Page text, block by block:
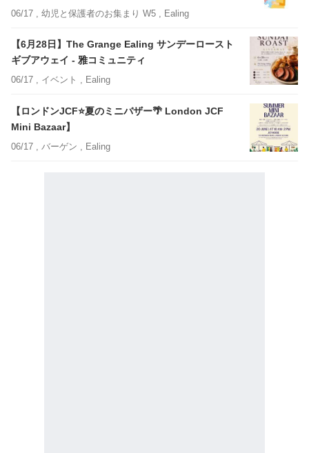
06/17 , 幼児と保護者のお集まり W5 , Ealing
【6月28日】The Grange Ealing サンデーロースト
ギブアウェイ - 雅コミュニティ
06/17 , イベント , Ealing
【ロンドンJCF⭐️夏のミニバザー🌴 London JCF
Mini Bazaar】
06/17 , バーゲン , Ealing